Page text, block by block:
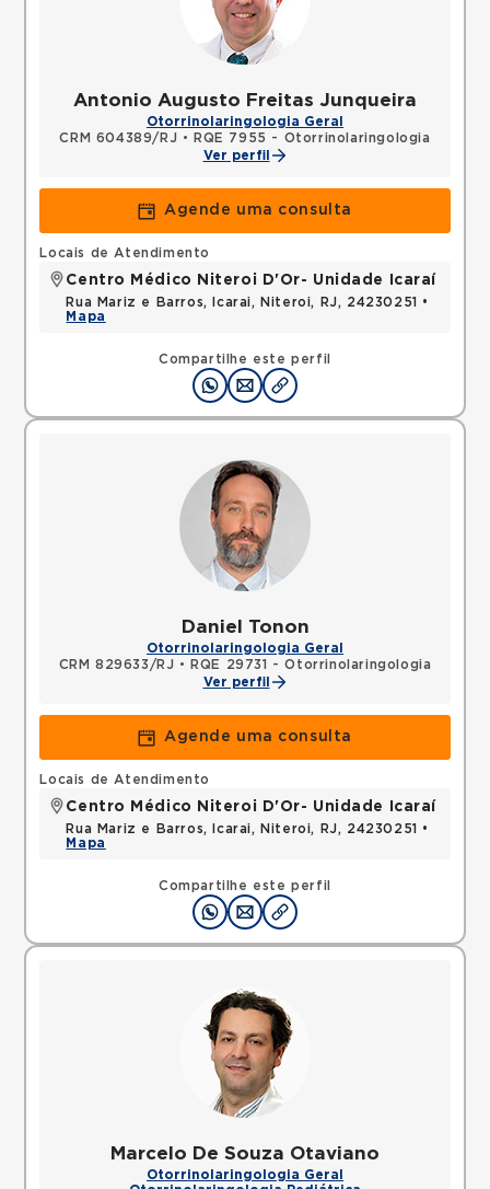
Antonio Augusto Freitas Junqueira
Otorrinolaringologia Geral
CRM 604389/RJ •
RQE 7955 - Otorrinolaringologia
Ver perfil
Agende uma consulta
Compartilhe este perfil
Locais de Atendimento
Centro Médico Niteroi D'Or- Unidade Icaraí
Rua Mariz e Barros, Icarai, Niteroi, RJ, 24230251 •
Mapa
Daniel Tonon
Otorrinolaringologia Geral
CRM 829633/RJ •
RQE 29731 - Otorrinolaringologia
Ver perfil
Agende uma consulta
Compartilhe este perfil
Locais de Atendimento
Centro Médico Niteroi D'Or- Unidade Icaraí
Rua Mariz e Barros, Icarai, Niteroi, RJ, 24230251 •
Mapa
Marcelo De Souza Otaviano
Otorrinolaringologia Geral